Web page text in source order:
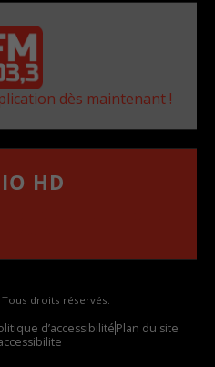
dès maintenant !
HD
droits réservés.
d’accessibilitéPlan du site